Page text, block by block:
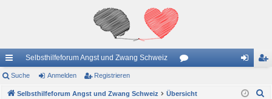
ch
ne
Selbsthilfeforum Angst und Zwang Schweiz
en m ist
Suche Anmelden Registrieren
Selbsthilfeforum Angst und Zwang Schweiz Übersicht